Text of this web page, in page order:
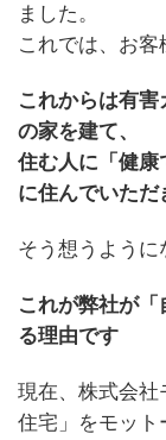
ました。
これでは、お客
これからは有害
の家を建て、
住む人に「健康
に住んでいただ
そう想うように
これが弊社が
る理由です
現在、株式会社
住宅」をモット